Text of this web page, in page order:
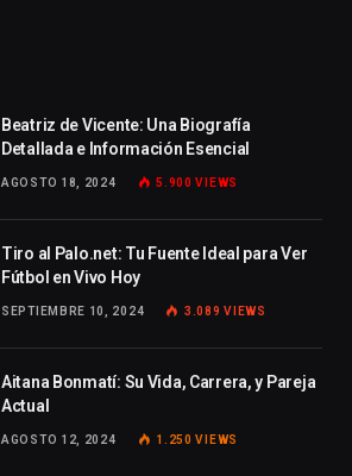
Beatriz de Vicente: Una Biografía
Detallada e Información Esencial
AGOSTO 18, 2024 5.900VIEWS
Tiro al Palo.net: Tu Fuente Ideal para Ver
Fútbol en Vivo Hoy
SEPTIEMBRE 10, 2024 3.089VIEWS
Aitana Bonmatí: Su Vida, Carrera, y Pareja
Actual
AGOSTO 12, 2024 1.250VIEWS